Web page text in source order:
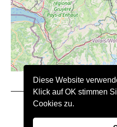
Diese Website
Klick auf OK stimmen
Cookies zu.